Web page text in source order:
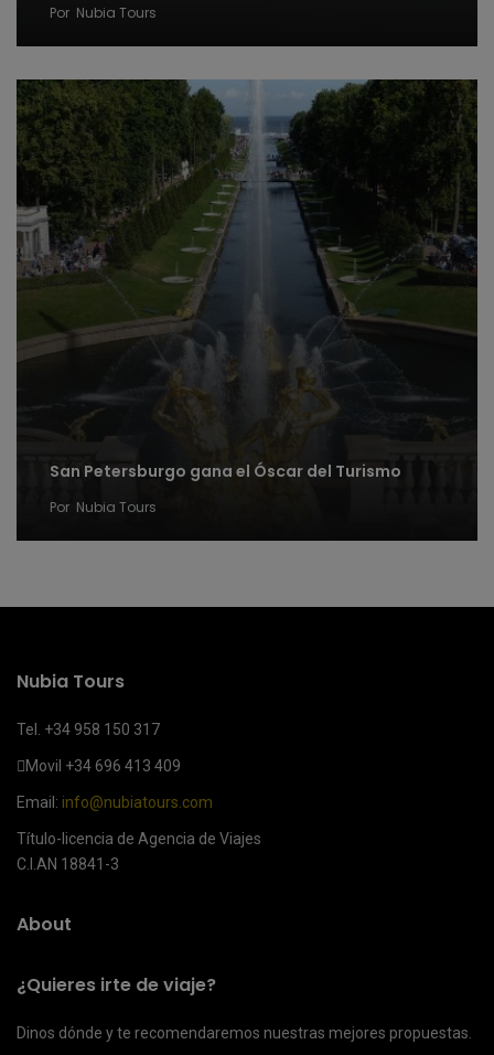
Por Nubia Tours
San Petersburgo gana el Óscar del Turismo
Por Nubia Tours
Nubia Tours
Tel. +34 958 150 317
Movil +34 696 413 409
Email: info@nubiatours.com
Título-licencia de Agencia de Viajes
C.I.AN 18841-3
About
¿Quieres irte de viaje?
Dinos dónde y te recomendaremos nuestras mejores propuestas.